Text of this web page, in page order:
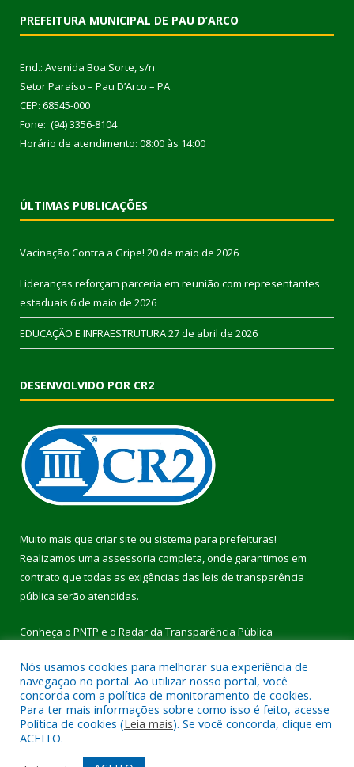
PREFEITURA MUNICIPAL DE PAU D’ARCO
End.: Avenida Boa Sorte, s/n
Setor Paraíso – Pau D’Arco – PA
CEP: 68545-000
Fone: (94) 3356-8104
Horário de atendimento: 08:00 às 14:00
ÚLTIMAS PUBLICAÇÕES
Vacinação Contra a Gripe! 20 de maio de 2026
Lideranças reforçam parceria em reunião com representantes
estaduais 6 de maio de 2026
EDUCAÇÃO E INFRAESTRUTURA27 de abril de 2026
DESENVOLVIDO POR CR2
Muito mais que criar site ou sistema para prefeituras!
Realizamos uma assessoria completa, onde garantimos em
contrato que todas as exigências das leis de transparência
pública serão atendidas.
Conheça o PNTP e o Radar da Transparência Pública
Todos os direitos reservados a Prefeitura Municipal de Pau
D’Arco.
Nós usamos cookies para melhorar sua experiência de
navegação no portal. Ao utilizar nosso portal, você
concorda com a política de monitoramento de cookies.
Para ter mais informações sobre como isso é feito, acesse
Política de cookies (Leia mais). Se você concorda, clique em
ACEITO.